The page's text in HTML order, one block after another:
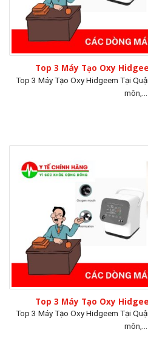
Top 3 Máy Tạo Oxy
Top 3 Máy Tạo Oxy Hidgeem Tại
môn,...
Top 3 Máy Tạo Oxy
Top 3 Máy Tạo Oxy Hidgeem Tại
môn,...